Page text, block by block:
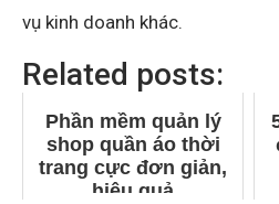
vụ kinh doanh khác.
Related posts:
Phần mềm quản lý
shop quần áo thời
trang cực đơn giản,
hiệu quả